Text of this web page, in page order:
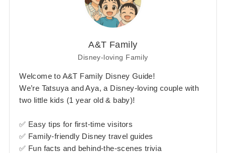
A&T Family
Disney-loving Family
Welcome to A&T Family Disney Guide!
We’re Tatsuya and Aya, a Disney-loving couple with
two little kids (1 year old & baby)!
✅ Easy tips for first-time visitors
✅ Family-friendly Disney travel guides
✅ Fun facts and behind-the-scenes trivia